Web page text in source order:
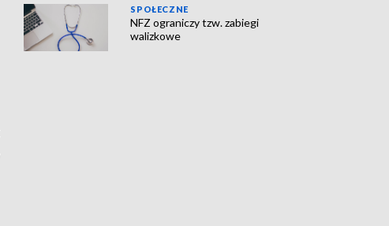
SPOŁECZNE
NFZ ograniczy tzw. zabiegi
walizkowe